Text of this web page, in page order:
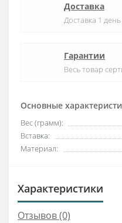
Основные
Вес (грамм):
Вставка:
Материал:
Доставка
Доставка 1 день
Гарантии
Весь товар
Характеристики
Отзывов (0)